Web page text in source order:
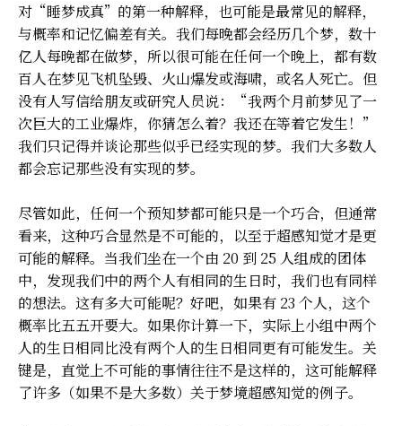
对“睡梦成真”的第一种解释，也可能是最常见的解释，
与概率和记忆偏差有关。我们每晚都会经历几个梦，数十
亿人每晚都在做梦，所以很可能在任何一个晚上，都有数
百人在梦见飞机坠毁、火山爆发或海啸，或名人死亡。但
没有人写信给朋友或研究人员说：“我两个月前梦见了一
次巨大的工业爆炸，你猜怎么着？我还在等着它发生！”
我们只记得并谈论那些似乎已经实现的梦。我们大多数人
都会忘记那些没有实现的梦。
尽管如此，任何一个预知梦都可能只是一个巧合，但通常
看来，这种巧合显然是不可能的，以至于超感知觉才是更
可能的解释。当我们坐在一个由 20 到 25 人组成的团体
中，发现我们中的两个人有相同的生日时，我们也有同样
的想法。这有多大可能呢？好吧，如果有 23 个人，这个
概率比五五开要大。如果你计算一下，实际上小组中两个
人的生日相同比没有两个人的生日相同更有可能发生。关
键是，直觉上不可能的事情往往不是这样的，这可能解释
了许多（如果不是大多数）关于梦境超感知觉的例子。